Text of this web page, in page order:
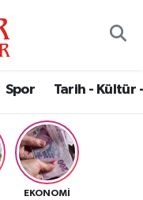
Spor Tarih - Kültür
EKONOMI